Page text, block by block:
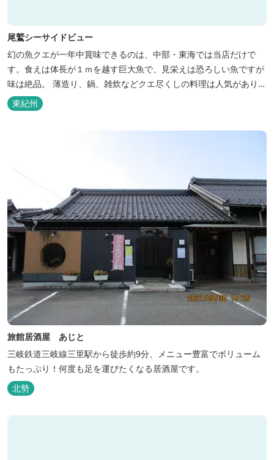
尾鷲シーサイドビュー
幻の魚クエが一年中賞味できるのは、中部・東海では当店だけで
す。食えは体長が１ｍを越す巨大魚で、見栄えは恐ろしい魚ですが
味は絶品。 薄造り、鍋、雑炊などクエ尽くしの料理は人気がありま
す。ぜひご賞味ください（料理だけでも歌。また、宿泊者には船で
の無料遊覧サービス（１時間）を行ないます。
東紀州
旅館居酒屋 あじと
三岐鉄道三岐線三里駅から徒歩約9分、メニュー豊富でボリューム
もたっぷり！何度も足を運びたくなる居酒屋です。
北勢